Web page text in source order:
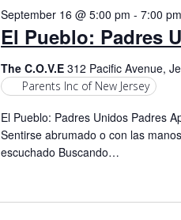
El Pueblo: Padres
September 16 @ 5:00 pm -7:00 pm
The C.O.V.E312 Pacific Avenue,
Parents Inc of New Jersey
El Pueblo: Padres Unidos Padres
Sentirse abrumado o con las
escuchado Buscando…